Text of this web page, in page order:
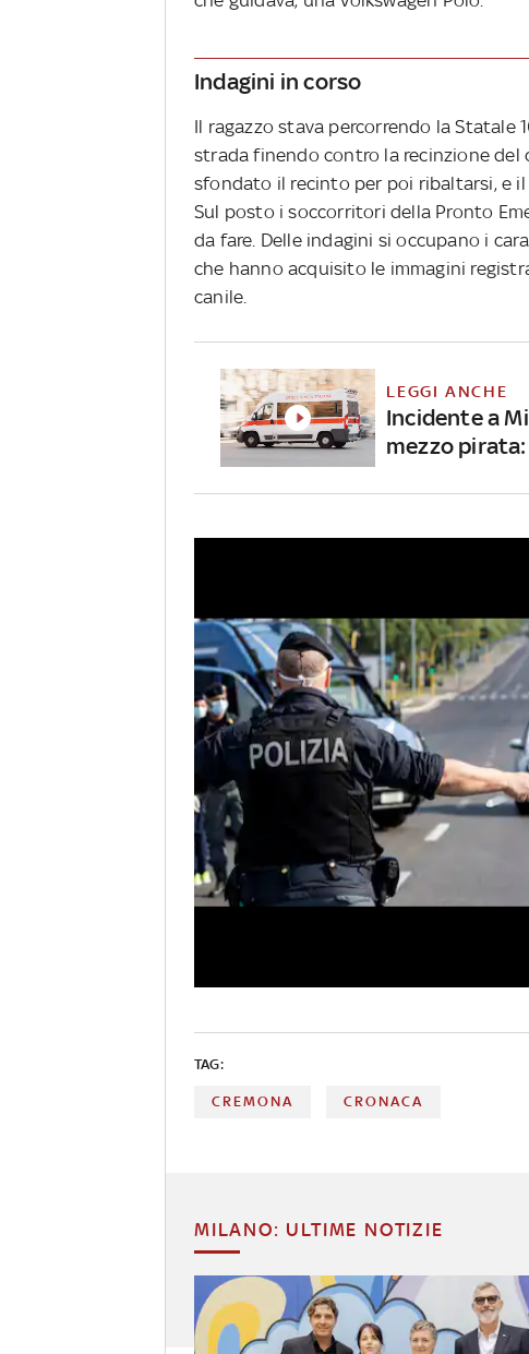
Indagini in corso
Il ragazzo stava percorrendo la Statale
strada finendo contro la recinzione del
sfondato il recinto per poi ribaltarsi, e
Sul posto i soccorritori della Pronto
da fare. Delle indagini si occupano i
che hanno acquisito le immagini
canile.
LEGGI ANCHE
Incidente a
mezzo
TAG:
CREMONA CRONACA
MILANO: ULTIME NOTIZIE